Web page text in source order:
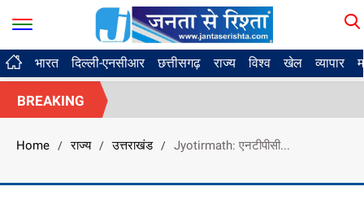
भारत दिल्ली-एनसीआर छत्तीसगढ़ राज्य विश्व खेल व्यापार
BREAKING
Home / राज्य / उत्तराखंड / Jyotirmath: एनटीपीसी...